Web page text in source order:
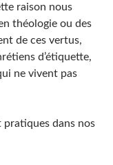
raison nous
théologie ou des
de ces vertus,
d’étiquette,
ne vivent pas
dans nos